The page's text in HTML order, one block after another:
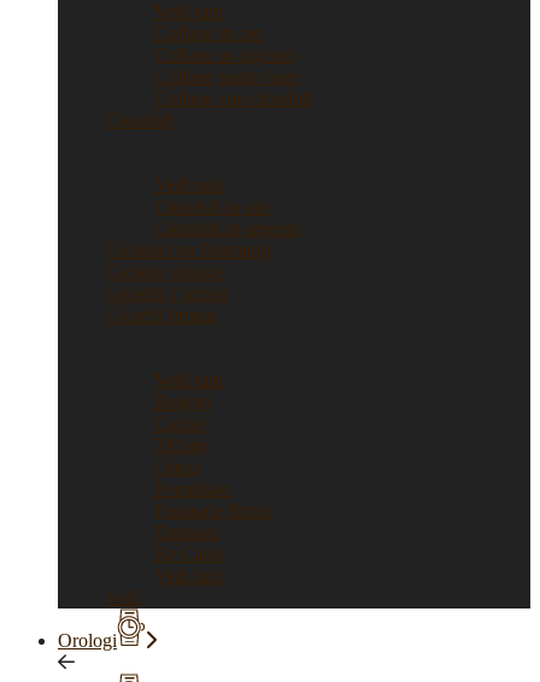
Vedi tutti
Collane in oro
Collane in argento
Collane punto luce
Collane con ciondoli
Ciondoli
Vedi tutti
Ciondoli in oro
Ciondoli in argento
Gioielli con Diamanti
Gioielli vintage
Gioielli d’artista
Gioielli firmati
Vedi tutti
Bulgari
Cartier
Tiffany
Gucci
Pomellato
Pasquale Bruni
Damiani
Re Carlo
Vedi tutti
Sold
Orologi